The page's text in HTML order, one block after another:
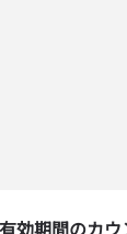
有効期間のカ